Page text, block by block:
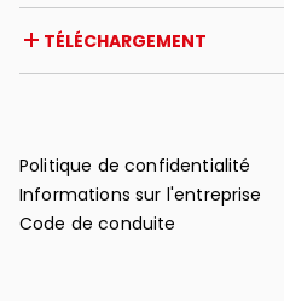
Revue de presse
Garantie
Support après-vente
TÉLÉCHARGEMENT
Politique de confidentialité
Informations sur l'entreprise
Code de conduite